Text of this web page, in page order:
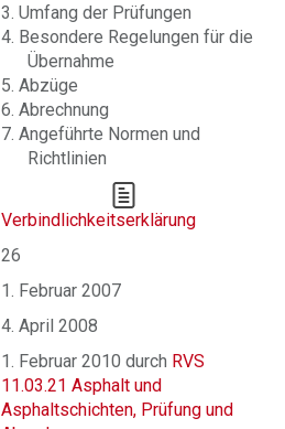
3. Umfang der Prüfungen
4. Besondere Regelungen für die
Übernahme
5. Abzüge
6. Abrechnung
7. Angeführte Normen und
Richtlinien
Verbindlichkeitserklärung
26
1. Februar 2007
4. April 2008
1. Februar 2010 durch RVS
11.03.21 Asphalt und
Asphaltschichten, Prüfung und